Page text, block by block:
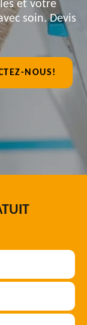
et votre
soin. Devis
NOUS!